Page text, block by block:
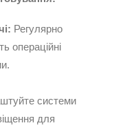
Регулярно
операційні
системи
для